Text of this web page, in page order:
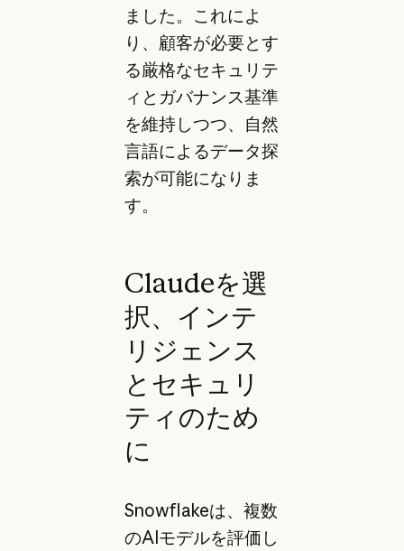
ました。これによ
り、顧客が必要とす
る厳格なセキュリテ
ィとガバナンス基準
を維持しつつ、自然
言語によるデータ探
索が可能になりま
す。
Claudeを選
択、インテ
リジェンス
とセキュリ
ティのため
に
Snowflakeは、複数
のAIモデルを評価し